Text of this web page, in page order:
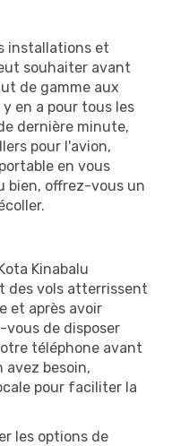
installations et
souhaiter avant
de gamme aux
en a pour tous les
dernière minute,
pour l'avion,
en vous
bien, offrez-vous un
Kinabalu
des vols atterrissent
et après avoir
vous de disposer
téléphone avant
avez besoin,
pour faciliter la
les options de